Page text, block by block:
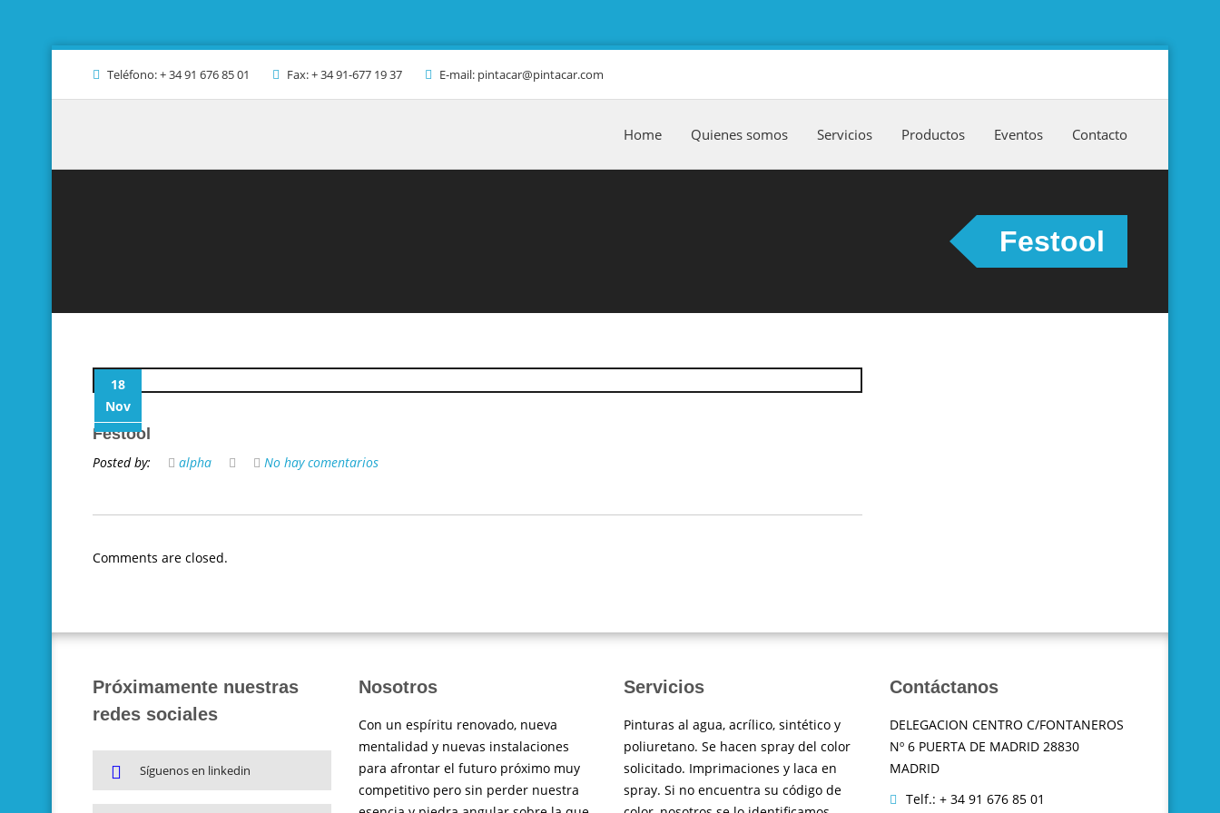
Teléfono: + 34 91 676 85 01 Fax: + 34 91-677 19 37 E-mail: pintacar@pintacar.com
Home Quienes somos Servicios Productos Eventos Contacto
Festool
18
Nov
Festool
Posted by: alpha No hay comentarios
Comments are closed.
Próximamente nuestras
redes sociales
Síguenos en linkedin
Nosotros
Con un espíritu renovado, nueva
mentalidad y nuevas instalaciones
para afrontar el futuro próximo muy
competitivo pero sin perder nuestra
Servicios
Pinturas al agua, acrílico, sintético y
poliuretano. Se hacen spray del color
solicitado. Imprimaciones y laca en
spray. Si no encuentra su código de
Contáctanos
DELEGACION CENTRO C/FONTANEROS
Nº 6 PUERTA DE MADRID 28830
MADRID
Telf.: + 34 91 676 85 01